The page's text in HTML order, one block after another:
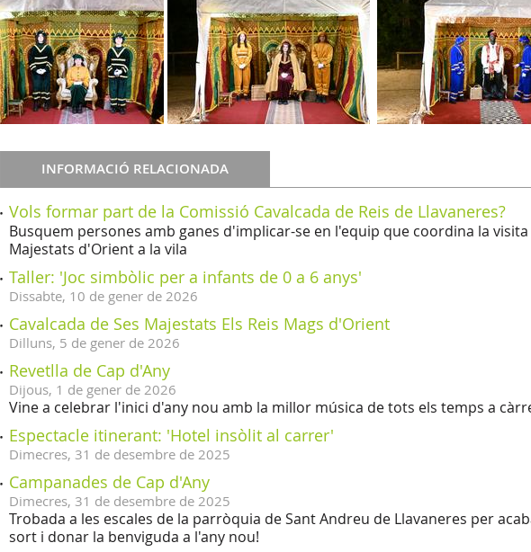
INFORMACIÓ RELACIONADA
Vols formar part de la Comissió Cavalcada de Reis de Llavaneres?
Busquem persones amb ganes d'implicar-se en l'equip que coordina la visita
Majestats d'Orient a la vila
Taller: 'Joc simbòlic per a infants de 0 a 6 anys'
Dissabte, 10 de gener de 2026
Cavalcada de Ses Majestats Els Reis Mags d'Orient
Dilluns, 5 de gener de 2026
Revetlla de Cap d'Any
Dijous, 1 de gener de 2026
Vine a celebrar l'inici d'any nou amb la millor música de tots els temps a
Espectacle itinerant: 'Hotel insòlit al carrer'
Dimecres, 31 de desembre de 2025
Campanades de Cap d'Any
Dimecres, 31 de desembre de 2025
Trobada a les escales de la parròquia de Sant Andreu de Llavaneres per
sort i donar la benviguda a l'any nou!